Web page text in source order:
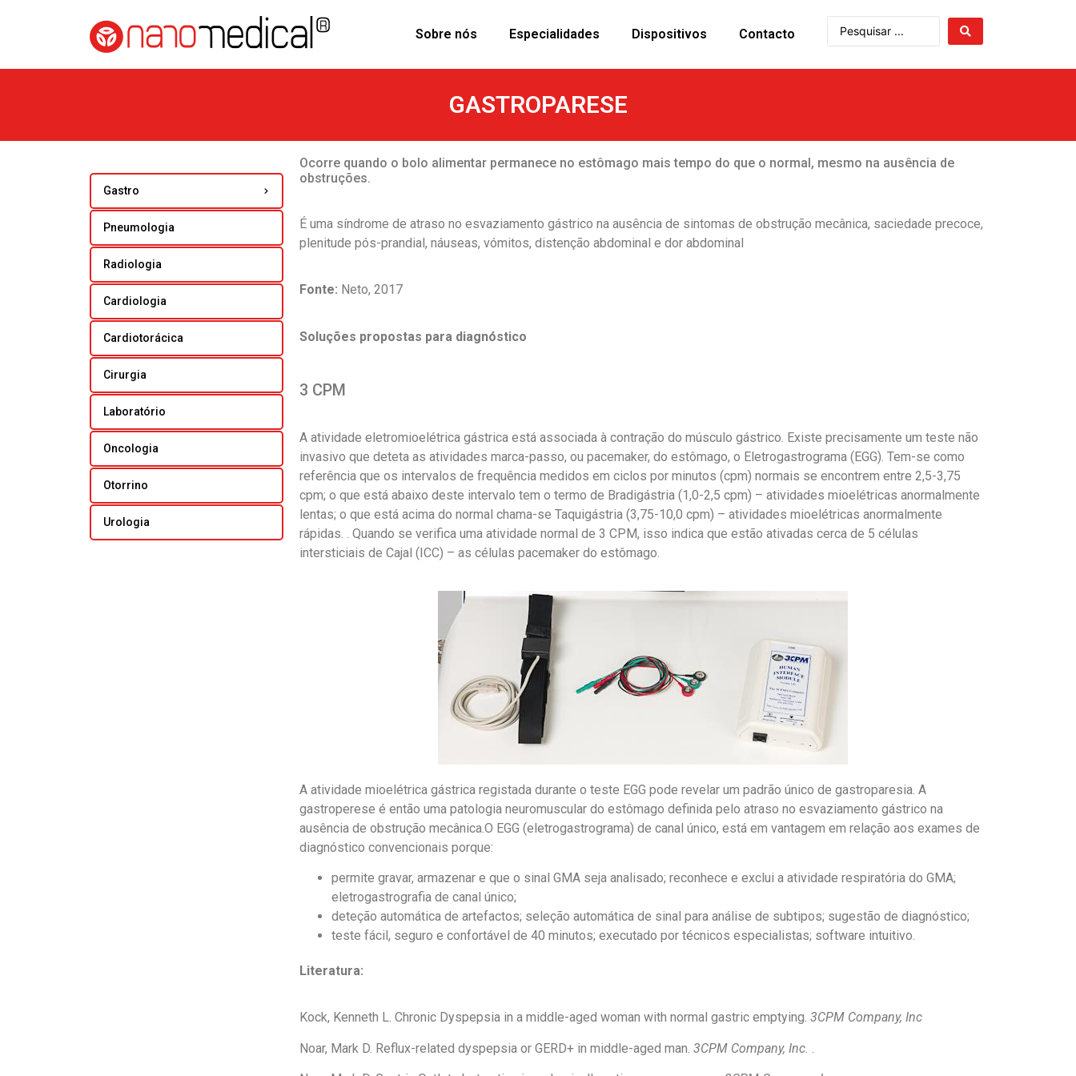
Sobre nós Especialidades Dispositivos Contacto
GASTROPARESE
Gastro
Pneumologia
Radiologia
Cardiologia
Cardiotorácica
Cirurgia
Laboratório
Oncologia
Otorrino
Urologia
Ocorre quando o bolo alimentar permanece no estômago mais tempo do que o normal, mesmo na ausência de
obstruções.
É uma síndrome de atraso no esvaziamento gástrico na ausência de sintomas de obstrução mecânica, saciedade precoce,
plenitude pós-prandial, náuseas, vómitos, distenção abdominal e dor abdominal
Fonte: Neto, 2017
Soluções propostas para diagnóstico
3 CPM
A atividade eletromioelétrica gástrica está associada à contração do músculo gástrico. Existe precisamente um teste não
invasivo que deteta as atividades marca-passo, ou pacemaker, do estômago, o Eletrogastrograma (EGG). Tem-se como
referência que os intervalos de frequência medidos em ciclos por minutos (cpm) normais se encontrem entre 2,5-3,75
cpm; o que está abaixo deste intervalo tem o termo de Bradigástria (1,0-2,5 cpm) – atividades mioelétricas anormalmente
lentas; o que está acima do normal chama-se Taquigástria (3,75-10,0 cpm) – atividades mioelétricas anormalmente
rápidas. . Quando se verifica uma atividade normal de 3 CPM, isso indica que estão ativadas cerca de 5 células
intersticiais de Cajal (ICC) – as células pacemaker do estômago.
A atividade mioelétrica gástrica registada durante o teste EGG pode revelar um padrão único de gastroparesia. A
gastroperese é então uma patologia neuromuscular do estômago definida pelo atraso no esvaziamento gástrico na
ausência de obstrução mecânica.O EGG (eletrogastrograma) de canal único, está em vantagem em relação aos exames de
diagnóstico convencionais porque:
permite gravar, armazenar e que o sinal GMA seja analisado; reconhece e exclui a atividade respiratória do GMA;
eletrogastrografia de canal único;
deteção automática de artefactos; seleção automática de sinal para análise de subtipos; sugestão de diagnóstico;
teste fácil, seguro e confortável de 40 minutos; executado por técnicos especialistas; software intuitivo.
Literatura:
Kock, Kenneth L.Chronic Dyspepsia in a middle-aged woman with normal gastric emptying. 3CPM Company, Inc
Noar, Mark D. Reflux-related dyspepsia or GERD+ in middle-aged man. 3CPM Company, Inc.